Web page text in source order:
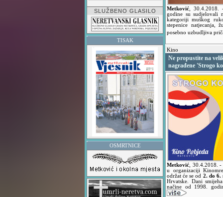
SLUŽBENO GLASILO
TISAK
OSMRTNICE
Metković 30.4.2018.
godine su sudjelovali
kategoriji muškog
stepenice
posebno uzbudljiva
Kino
Ne propustite na
nagrađene 'Strogo
Metković 30.4.2018.-
u organizaciji
održat će se od 2. do 6.
Hrvatske. Dani
načine od 1998.